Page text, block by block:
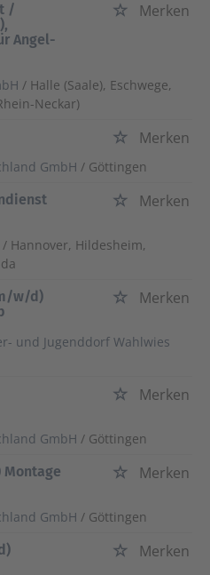
/
Angel-
Merken
/ Halle (Saale), Eschwege,
Neckar)
Merken
GmbH / Göttingen
Merken
/ Hannover, Hildesheim,
w/d)
Merken
und Jugenddorf Wahlwies
Merken
GmbH / Göttingen
Merken
GmbH / Göttingen
Merken